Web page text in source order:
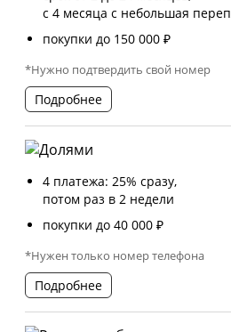
с 4 месяца с небольшая
покупки до 150 000 ₽
*Нужно подтвердить свой номер
Подробнее
4 платежа: 25% сразу,
потом раз в 2 недели
покупки до 40 000 ₽
*Нужен только номер телефона
Подробнее